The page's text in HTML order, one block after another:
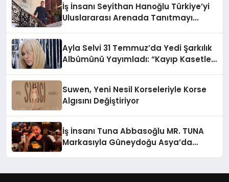
İş İnsanı Seyithan Hanoğlu Türkiye’yi
Uluslararası Arenada Tanıtmayı
Ayla Selvi 31 Temmuz’da Yedi Şarkılık
Albümünü Yayımladı: “Kayıp Kasetler
Suwen, Yeni Nesil Korseleriyle Korse
Algısını Değiştiriyor
İş İnsanı Tuna Abbasoğlu MR. TUNA
Markasıyla Güneydoğu Asya’da